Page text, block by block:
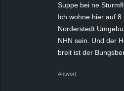
Suppe bei ne
Ich wohne hier auf 8
Norderstedt
NHN sein. Und der
breit ist der
Antwort